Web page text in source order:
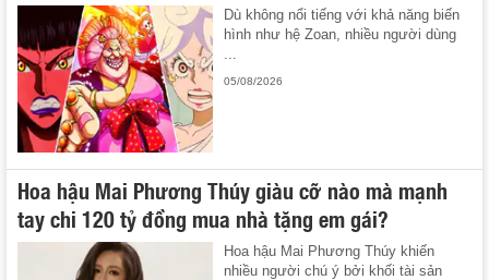
Dù không nổi tiếng với khả năng biến
hình như hệ Zoan, nhiều người dùng
...
05/08/2026
Hoa hậu Mai Phương Thúy giàu cỡ nào mà mạnh
tay chi 120 tỷ đồng mua nhà tặng em gái?
Hoa hậu Mai Phương Thúy khiến
nhiều người chú ý bởi khối tài sản